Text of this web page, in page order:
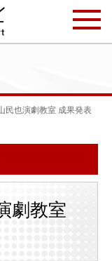
民也演劇教室 成果発表
劇教室